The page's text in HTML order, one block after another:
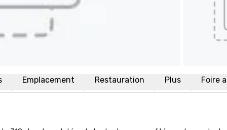
Emplacement Restauration Plus Foire